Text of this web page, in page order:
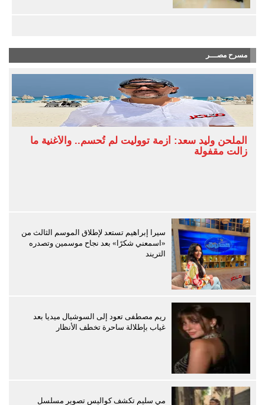
مسرح مصـــر
الملحن وليد سعد: أزمة تووليت لم تُحسم.. والأغنية ما
زالت مقفولة
سيرا إبراهيم تستعد لإطلاق الموسم الثالث من
«اسمعني شكرًا» بعد نجاح موسمين وتصدره
التريند
ريم مصطفى تعود إلى السوشيال ميديا بعد
غياب بإطلالة ساحرة تخطف الأنظار
مي سليم تكشف كواليس تصوير مسلسل